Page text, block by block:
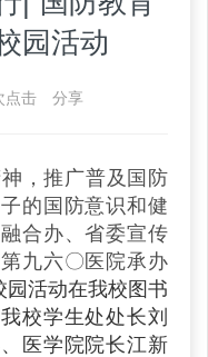
园活动
点击 分享
，推广普及国防
的国防意识和健
合办、省委宣传
九六〇医院承办
园活动在我校图书
校学生处处长刘
医学院院长江新